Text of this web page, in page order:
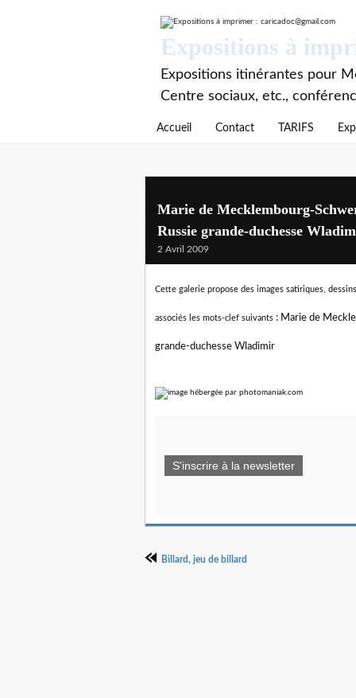
Expositions à
Expositions itinérantes pour
Centre sociaux, etc.,
Accueil Contact TARIFS
Marie de Mecklembourg-
Russie grande-duchesse
2 Avril 2009
Cette galerie propose des images satiriques,
associés les mots-clef suivants : Marie de
grande-duchesse Wladimir
S'inscrire à la newsletter
Billard, jeu de billard